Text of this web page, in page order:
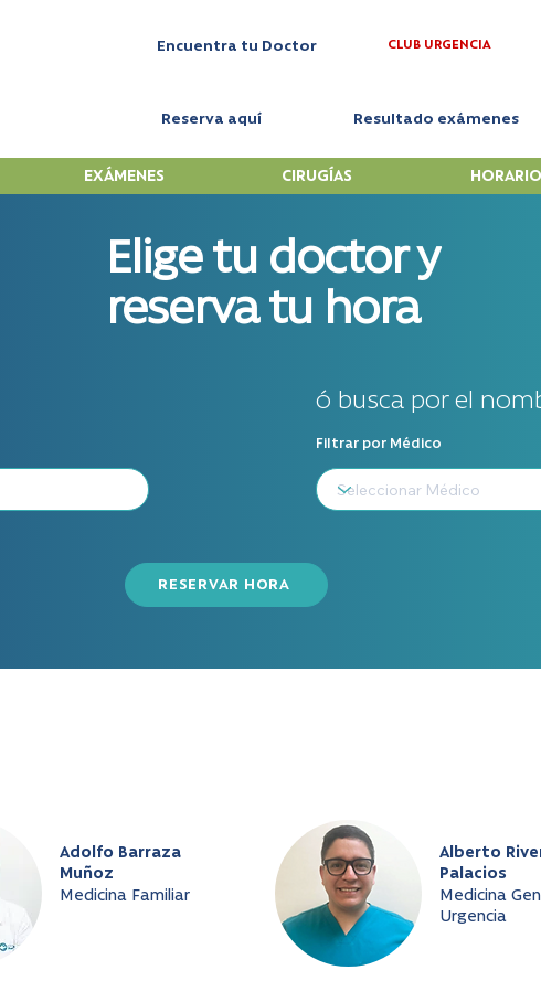
Encuentra tu Doctor CLUB URGENCIA
Reserva aquí Resultado exámenes
EXÁMENES CIRUGÍAS
Elige tu doctor y
reserva tu hora
ó busca por el
Filtrar por Médico
RESERVAR HORA
Adolfo Barraza
Muñoz
Medicina Familiar
Alberto
Palacios
Medicina
Urgencia